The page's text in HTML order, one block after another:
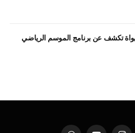
تكشف عن برنامج الموسم الرياضي